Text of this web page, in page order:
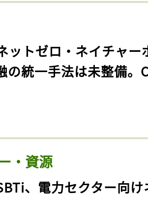
ットゼロ・ネイチャー
の統一手法は未整備。
・資源
、電力セクター向